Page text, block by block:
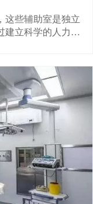
这些辅助室是独立
建立科学的人力和